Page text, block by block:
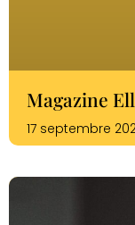
Magazine
17 septembre